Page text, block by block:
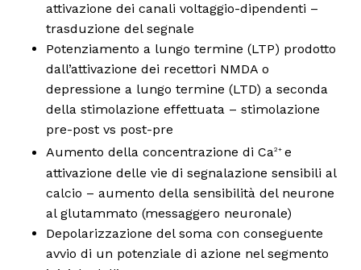
attivazione dei canali voltaggio-dipendenti –
trasduzione del segnale
Potenziamento a lungo termine (LTP) prodotto
dall’attivazione dei recettori NMDA o
depressione a lungo termine (LTD) a seconda
della stimolazione effettuata – stimolazione
pre-post vs post-pre
Aumento della concentrazione di Ca2+ e
attivazione delle vie di segnalazione sensibili al
calcio – aumento della sensibilità del neurone
al glutammato (messaggero neuronale)
Depolarizzazione del soma con conseguente
avvio di un potenziale di azione nel segmento